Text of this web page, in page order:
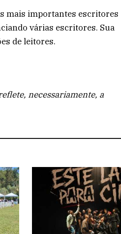
mais importantes escritores
várias escritores. Sua
de leitores.
necessariamente, a